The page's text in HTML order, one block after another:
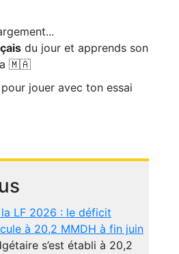
du jour et apprends son
🇲🇦
pour jouer avec ton essai
LF 2026 : le déficit
à 20,2 MMDH à fin juin
s’est établi à 20,2